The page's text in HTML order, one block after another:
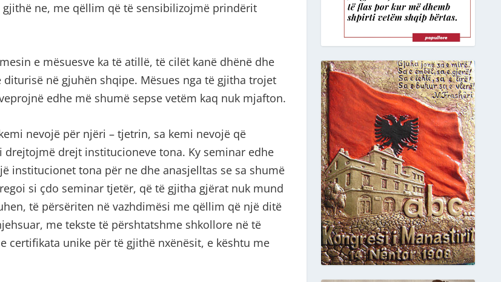
ne, me qëllim që të sensibilizojmë prindërit
e mësuesve ka të atillë, të cilët kanë dhënë dhe
në gjuhën shqipe. Mësues nga të gjitha trojet
edhe më shumë sepse vetëm kaq nuk mjafton.
nevojë për njëri – tjetrin, sa kemi nevojë që
drejt institucioneve tona. Ky seminar edhe
institucionet tona për ne dhe anasjelltas se sa shumë
si çdo seminar tjetër, që të gjitha gjërat nuk mund
të përsëriten në vazhdimësi me qëllim që një ditë
me tekste të përshtatshme shkollore në të
certifikata unike për të gjithë nxënësit, e kështu me